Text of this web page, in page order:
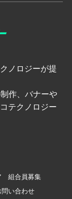
ノロジーが提
作、バナーや
テクノロジー
組合員募集
問い合わせ